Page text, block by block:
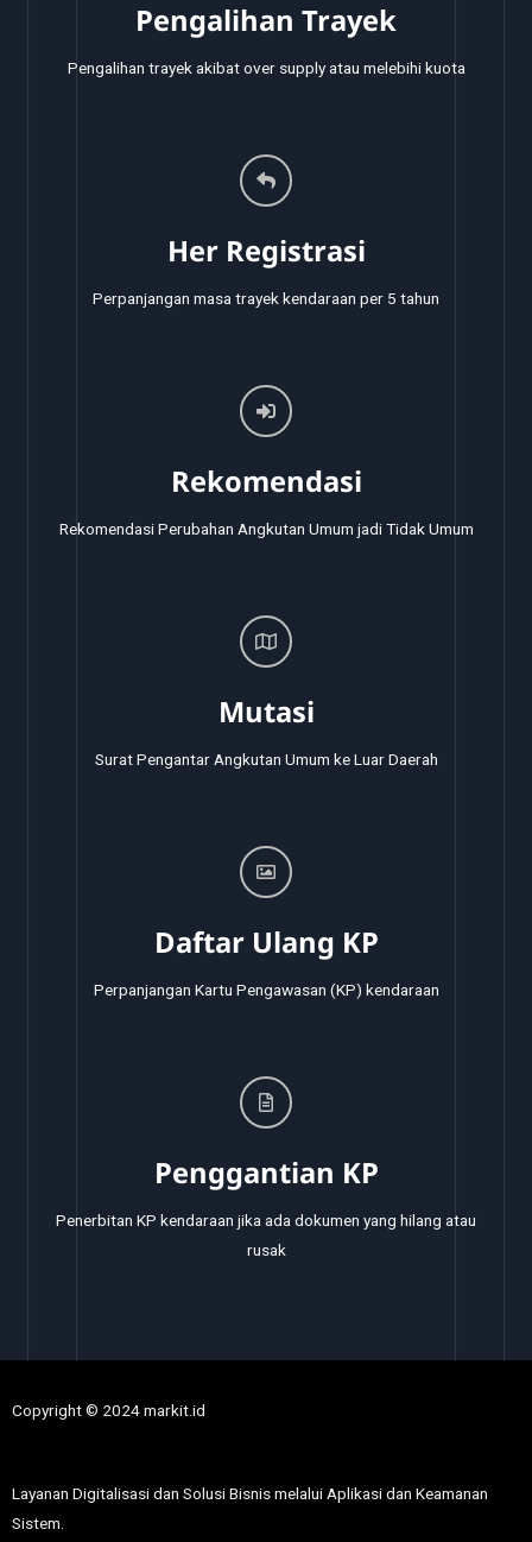
Pengalihan Trayek
Pengalihan trayek akibat over supply atau melebihi kuota
Her Registrasi
Perpanjangan masa trayek kendaraan per 5 tahun
Rekomendasi
Rekomendasi Perubahan Angkutan Umum jadi Tidak Umum
Mutasi
Surat Pengantar Angkutan Umum ke Luar Daerah
Daftar Ulang KP
Perpanjangan Kartu Pengawasan (KP) kendaraan
Penggantian KP
Penerbitan KP kendaraan jika ada dokumen yang hilang atau
rusak
Copyright © 2024 markit.id
Layanan Digitalisasi dan Solusi Bisnis melalui Aplikasi dan Keamanan
Sistem.